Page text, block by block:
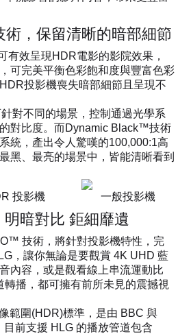
術，保留清晰的暗部細節
有效呈現HDR電影的影院效果，
可完美平衡色彩飽和度與豐富色彩
投影機喪失暗部細節且呈現不
對不同的場景，控制通過光學系
對比度。而Dynamic Black™技術
統，產出令人驚嘆的100,000:1高
黑、最亮的場景中，皆能清晰看到
投影機 一般投影機
暗對比 鉅細靡遺
技術，將針對投影機特性，完
，讓你無論是要觀賞 4K UHD 藍
內容，或是觀看線上串流運動比
轉播，都可擁有前所未見的震撼視
範圍(HDR)標準，是由 BBC 與
前支援 HLG 的播放管道包含